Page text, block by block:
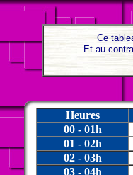
Ce
Et au
Heures
00 - 01h
01 - 02h
02 - 03h
03 - 04h